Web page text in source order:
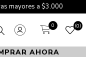
mayores a $3.000
0 0
AHORA